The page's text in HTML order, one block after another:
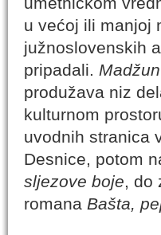
u većoj ili manjoj
južnoslovenskih
pripadali. Madžun
produžava niz
kulturnom
uvodnih stranica
Desnice, potom
sljezove boje, do
romana Bašta,